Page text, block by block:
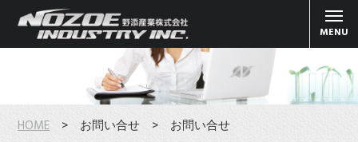
MENU
HOME> お問い合せ > お問い合せ